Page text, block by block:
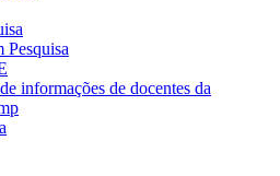
Pesquisa
informações de docentes da